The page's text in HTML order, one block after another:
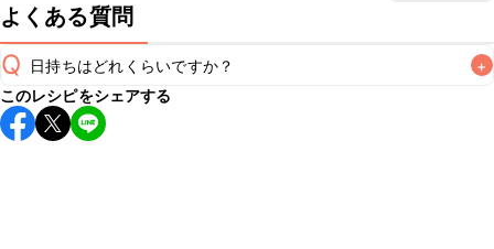
よくある質問
Q 日持ちはどれくらいですか？ +
保存期間は冷蔵で翌日中が目安です。なるべくお早めにお召
し上がりください。
このレシピをシェアする